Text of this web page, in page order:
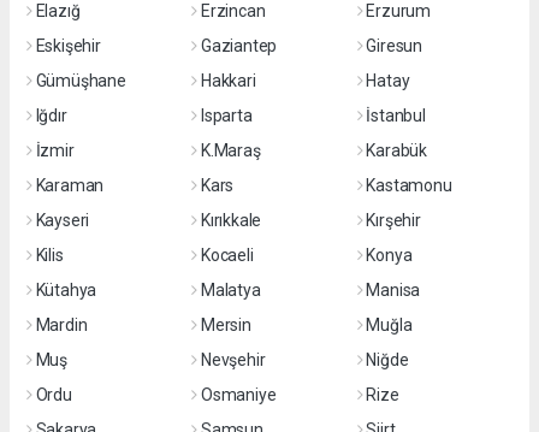
Elazığ
Erzincan
Erzurum
Eskişehir
Gaziantep
Giresun
Gümüşhane
Hakkari
Hatay
Iğdır
Isparta
İstanbul
İzmir
K.Maraş
Karabük
Karaman
Kars
Kastamonu
Kayseri
Kırıkkale
Kırşehir
Kilis
Kocaeli
Konya
Kütahya
Malatya
Manisa
Mardin
Mersin
Muğla
Muş
Nevşehir
Niğde
Ordu
Osmaniye
Rize